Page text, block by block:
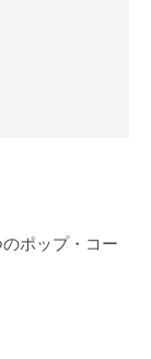
ポップ・コー